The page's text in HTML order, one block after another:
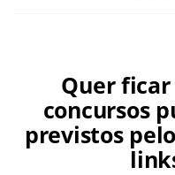
Quer
concursos
previstos